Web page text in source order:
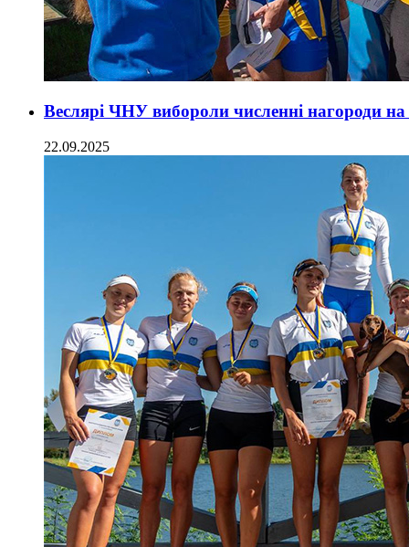
Веслярі ЧНУ вибороли численні нагороди на
22.09.2025